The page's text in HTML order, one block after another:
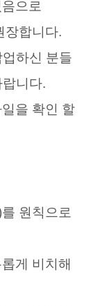
으로
장합니다.
하신 분들
니다.
을 확인 할
원칙으로
게 비치해